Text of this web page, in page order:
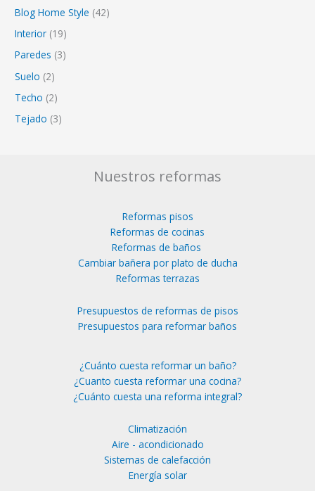
Blog Home Style (42)
Interior (19)
Paredes (3)
Suelo (2)
Techo (2)
Tejado (3)
Nuestros reformas
Reformas pisos
Reformas de cocinas
Reformas de baños
Cambiar bañera por plato de ducha
Reformas terrazas
Presupuestos de reformas de pisos
Presupuestos para reformar baños
¿Cuánto cuesta reformar un baño?
¿Cuanto cuesta reformar una cocina?
¿Cuánto cuesta una reforma integral?
Climatización
Aire - acondicionado
Sistemas de calefacción
Energía solar